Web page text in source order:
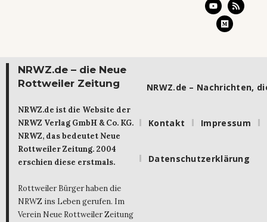
NRWZ.de – die Neue
Rottweiler Zeitung
NRWZ.de ist die Website der
NRWZ Verlag GmbH & Co. KG.
NRWZ, das bedeutet Neue
Rottweiler Zeitung. 2004
erschien diese erstmals.
Rottweiler Bürger haben die
NRWZ ins Leben gerufen. Im
Verein Neue Rottweiler Zeitung
NRWZ.de – Nachrichten,
Kontakt Impressum
Datenschutzerklärung